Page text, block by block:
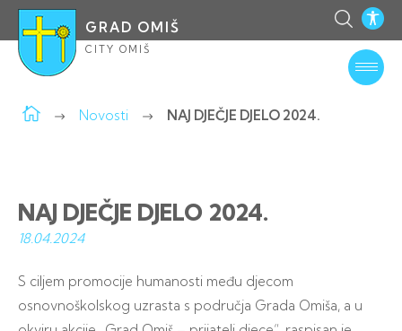
GRAD OMIŠ
CITY OMIŠ
Novosti NAJ DJEČJE DJELO 2024.
NAJ DJEČJE DJELO 2024.
18.04.2024
S ciljem promocije humanosti među djecom
osnovnoškolskog uzrasta s područja Grada Omiša, a u